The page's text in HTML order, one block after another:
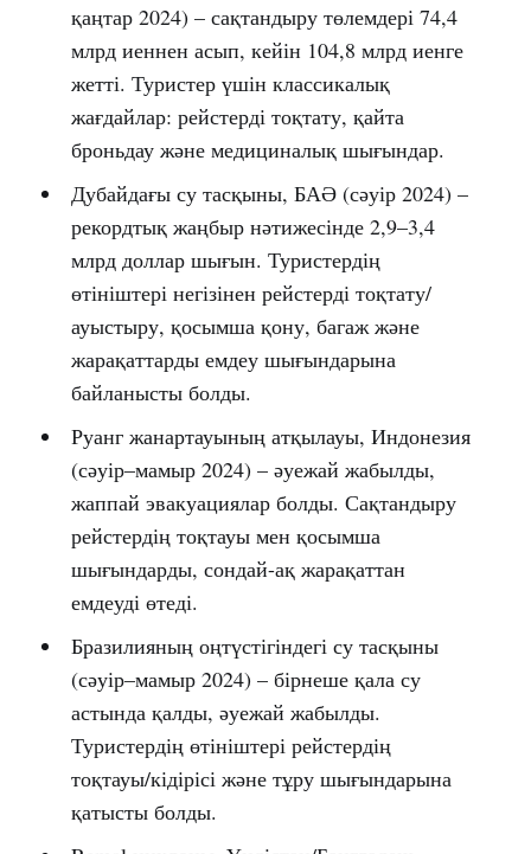
қаңтар 2024) – сақтандыру төлемдері 74,4
млрд иеннен асып, кейін 104,8 млрд иенге
жетті. Туристер үшін классикалық
жағдайлар: рейстерді тоқтату, қайта
броньдау және медициналық шығындар.
Дубайдағы су тасқыны, БАӘ (сәуір 2024) –
рекордтық жаңбыр нәтижесінде 2,9–3,4
млрд доллар шығын. Туристердің
өтініштері негізінен рейстерді тоқтату/
ауыстыру, қосымша қону, багаж және
жарақаттарды емдеу шығындарына
байланысты болды.
Руанг жанартауының атқылауы, Индонезия
(сәуір–мамыр 2024) – әуежай жабылды,
жаппай эвакуациялар болды. Сақтандыру
рейстердің тоқтауы мен қосымша
шығындарды, сондай-ақ жарақаттан
емдеуді өтеді.
Бразилияның оңтүстігіндегі су тасқыны
(сәуір–мамыр 2024) – бірнеше қала су
астында қалды, әуежай жабылды.
Туристердің өтініштері рейстердің
тоқтауы/кідірісі және тұру шығындарына
қатысты болды.